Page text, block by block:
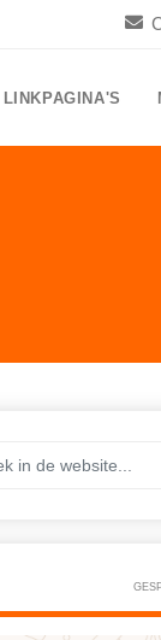
LINKPAGINA'S